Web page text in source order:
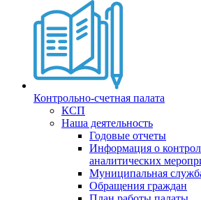
Контрольно-счетная палата
КСП
Наша деятельность
Годовые отчеты
Информация о
аналитических
Муниципальная
Обращения граждан